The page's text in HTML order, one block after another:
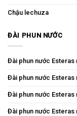
Chậu lechuza
ĐÀI PHUN NƯỚC
Đài phun nước Esteras
Đài phun nước Esteras
Đài phun nước Esteras
Đài phun nước Esteras